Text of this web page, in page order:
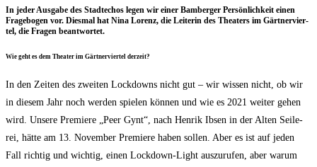
In jeder Aus­ga­be des Stadt­echos legen wir einer Bam­ber­ger Per­sön­lich­keit einen
Fra­ge­bo­gen vor. Dies­mal hat Nina Lorenz, die Lei­te­rin des Thea­ters im Gärt­ner­vier­
tel, die Fra­gen beantwortet.
Wie geht es dem Thea­ter im Gärt­ner­vier­tel derzeit?
In den Zei­ten des zwei­ten Lock­downs nicht gut – wir wis­sen nicht, ob wir
in die­sem Jahr noch wer­den spie­len kön­nen und wie es 2021 wei­ter gehen
wird. Unse­re Pre­mie­re „Peer Gynt“, nach Hen­rik Ibsen in der Alten Sei­le­
rei, hät­te am 13. Novem­ber Pre­mie­re haben sol­len. Aber es ist auf jeden
Fall rich­tig und wich­tig, einen Lock­down-Light aus­zu­ru­fen, aber war­um